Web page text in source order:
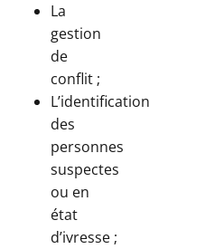
La
gestion
de
conflit ;
L’identification
des
personnes
suspectes
ou en
état
d’ivresse ;